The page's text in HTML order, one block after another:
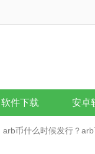
软件下载 安卓
arb币什么时候发行？